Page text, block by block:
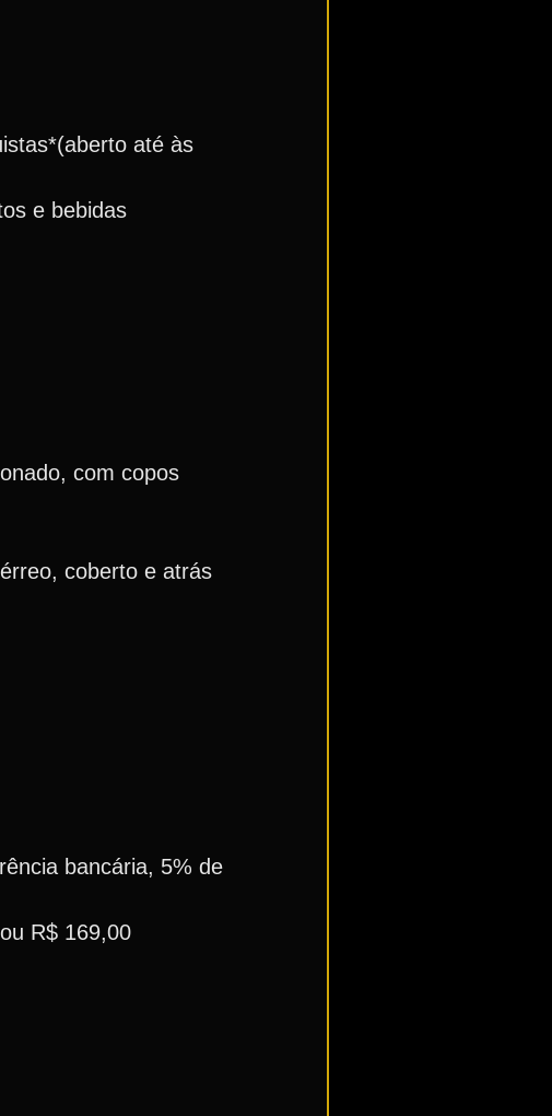
até às
e bebidas
com copos
coberto e atrás
bancária, 5% de
R$ 169,00